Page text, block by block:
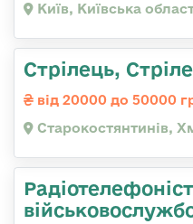
Київ, Київська
Стрілець,
від 20000 до 50000
Старокостянтинів,